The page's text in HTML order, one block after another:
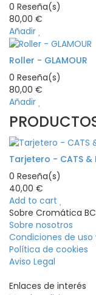
0 Reseña(s)
80,00 €
Añadir
Roller - GLAMOUR
0 Reseña(s)
80,00 €
Añadir
Tarjetero - CATS &
0 Reseña(s)
40,00 €
Add to cart
Sobre Cromática
Sobre nosotros
Condiciones de
Política de cookies
Aviso Legal
Enlaces de interés